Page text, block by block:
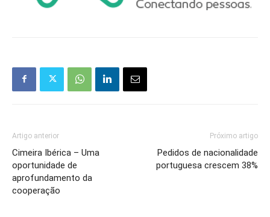
Artigo anterior
Cimeira Ibérica – Uma
oportunidade de
aprofundamento da
cooperação
Próximo artigo
Pedidos de nacionalidade
portuguesa crescem 38%